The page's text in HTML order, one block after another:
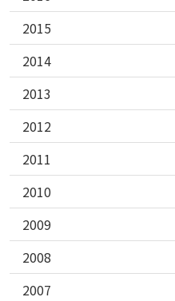
2015
2014
2013
2012
2011
2010
2009
2008
2007